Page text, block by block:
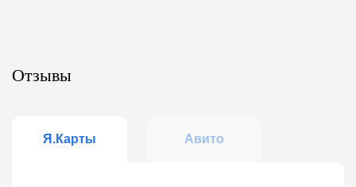
Отзывы
Я.Карты Авито